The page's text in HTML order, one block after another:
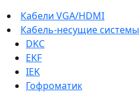
Кабели VGA/HDMI
Кабель-несущие системы
DKC
EKF
IEK
Гофроматик